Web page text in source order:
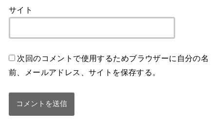
サイト
次回のコメントで使用するためブラウザーに自分の名
前、メールアドレス、サイトを保存する。